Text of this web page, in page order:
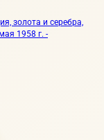
золота и серебра,
1958 г. -